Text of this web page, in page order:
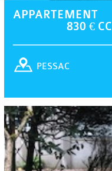
APPARTEMENT
830 € CC
PESSAC